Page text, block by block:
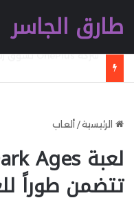
طارق الجاسر
الرئيسية/ ألعاب
تتضمن طوراً